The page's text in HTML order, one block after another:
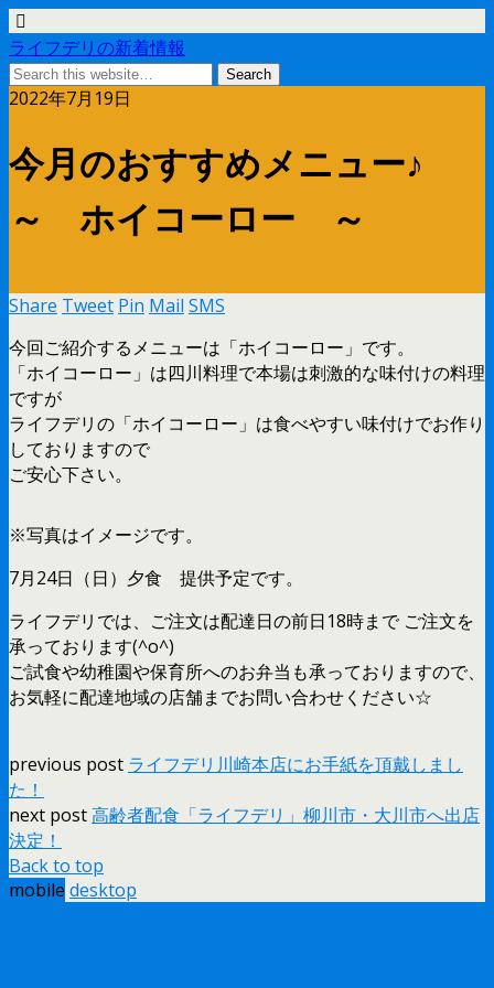
ライフデリの新着情報
2022年7月19日
今月のおすすめメニュー♪
～ ホイコーロー ～
Share Tweet Pin Mail SMS
今回ご紹介するメニューは「ホイコーロー」です。
「ホイコーロー」は四川料理で本場は刺激的な味付けの料理
ですが
ライフデリの「ホイコーロー」は食べやすい味付けでお作り
しておりますので
ご安心下さい。
※写真はイメージです。
7月24日（日）夕食 提供予定です。
ライフデリでは、ご注文は配達日の前日18時まで ご注文を
承っております(^o^)
ご試食や幼稚園や保育所へのお弁当も承っておりますので、
お気軽に配達地域の店舗までお問い合わせください☆
previous post ライフデリ川崎本店にお手紙を頂戴しまし
た！
next post高齢者配食「ライフデリ」柳川市・大川市へ出店
決定！
Back to top
mobile desktop